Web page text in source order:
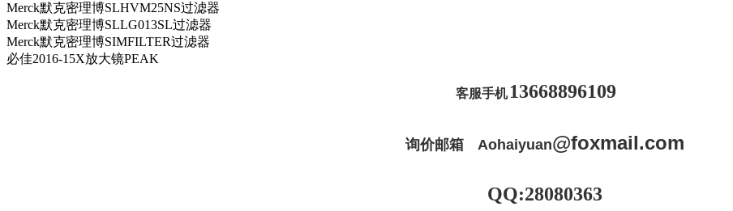
Merck默克密理博SLHVM25NS过滤器
Merck默克密理博SLLG013SL过滤器
Merck默克密理博SIMFILTER过滤器
必佳2016-15X放大镜PEAK
客服手机13668896109
询价邮箱Aohaiyuan@foxmail.com
QQ:28080363